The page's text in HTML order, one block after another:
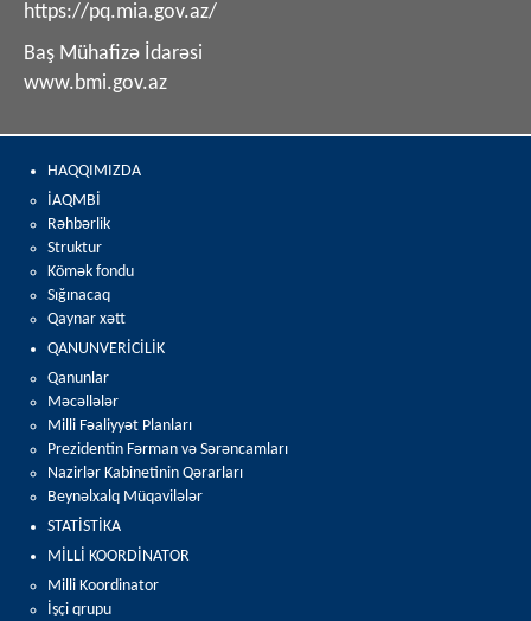
https://pq.mia.gov.az/
Baş Mühafizə İdarəsi
www.bmi.gov.az
HAQQIMIZDA
İAQMBİ
Rəhbərlik
Struktur
Kömək fondu
Sığınacaq
Qaynar xətt
QANUNVERİCİLİK
Qanunlar
Məcəllələr
Milli Fəaliyyət Planları
Prezidentin Fərman və Sərəncamları
Nazirlər Kabinetinin Qərarları
Beynəlxalq Müqavilələr
STATİSTİKA
MİLLİ KOORDİNATOR
Milli Koordinator
İşçi qrupu